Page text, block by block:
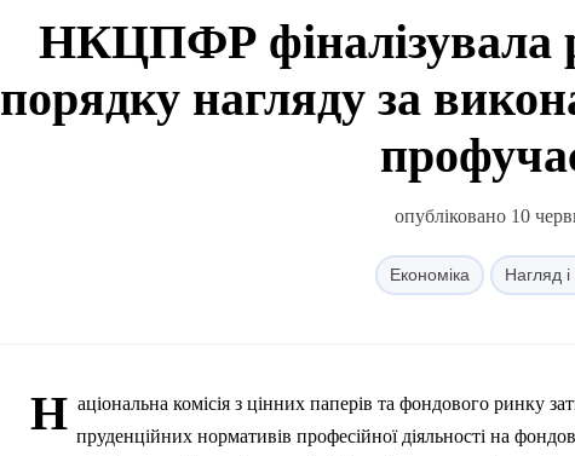
НКЦПФР фіналізувала
порядку нагляду за
опубліковано 10
Економіка Нагляд
Н аціональна комісія з цінних паперів та фондового ринку
пруденційних нормативів професійної діяльності на